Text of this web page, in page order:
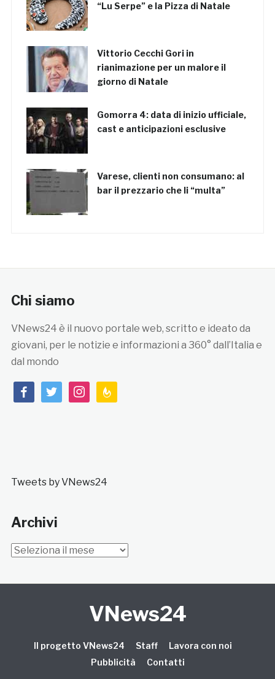
“Lu Serpe” e la Pizza di Natale
Vittorio Cecchi Gori in
rianimazione per un malore il
giorno di Natale
Gomorra 4: data di inizio ufficiale,
cast e anticipazioni esclusive
Varese, clienti non consumano: al
bar il prezzario che li “multa”
Chi siamo
VNews24 è il nuovo portale web, scritto e ideato da
giovani, per le notizie e informazioni a 360° dall’Italia e
dal mondo
facebooktwitterinstagramfeedburner
Tweets by VNews24
Archivi
Archivi
VNews24
Il progetto VNews24 Staff
Lavora con noi
Pubblicità
Contatti